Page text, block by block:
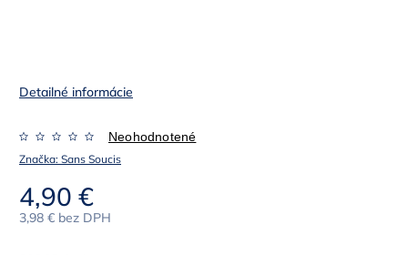
Detailné informácie
Značka: Sans Soucis
Neohodnotené
4,90 €
3,98 € bez DPH